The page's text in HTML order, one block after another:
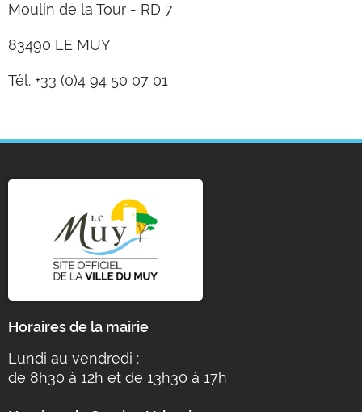
Moulin de la Tour - RD 7
83490 LE MUY
Tél. +33 (0)4 94 50 07 01
Horaires de la mairie
Lundi au vendredi :
de 8h30 à 12h et de 13h30 à 17h